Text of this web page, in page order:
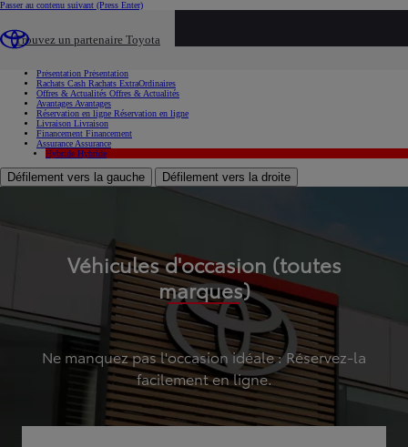
Passer au contenu suivant (Press Enter)
Trouvez un partenaire Toyota
Présentation Présentation
Rachats Cash Rachats ExtraOrdinaires
Offres & Actualités Offres & Actualités
Avantages Avantages
Réservation en ligne Réservation en ligne
Livraison Livraison
Financement Financement
Assurance Assurance
Hybride Hybride
Défilement vers la gauche Défilement vers la droite
Véhicules d'occasion (toutes
marques)
Ne manquez pas l'occasion idéale : Réservez-la
facilement en ligne.